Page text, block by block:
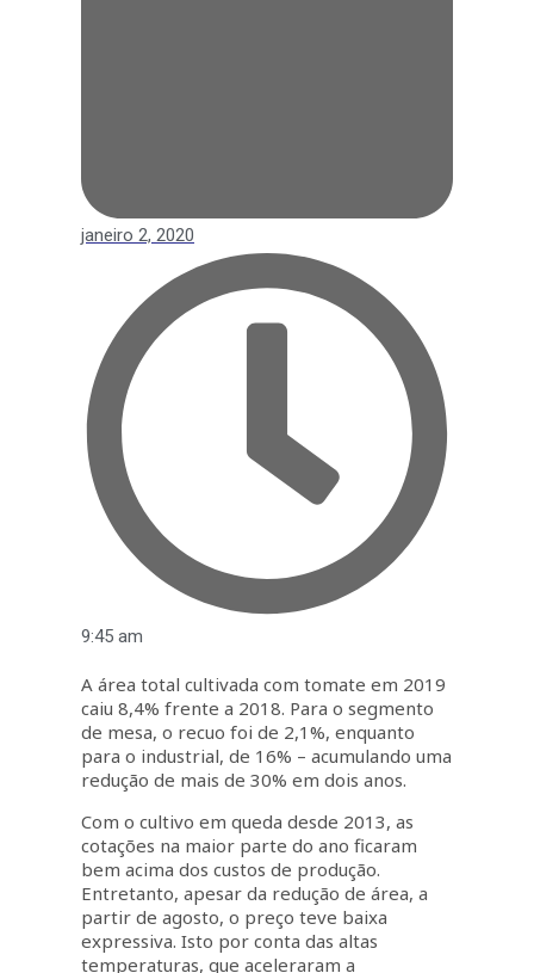
janeiro 2, 2020
9:45 am
A área total cultivada com tomate em 2019
caiu 8,4% frente a 2018. Para o segmento
de mesa, o recuo foi de 2,1%, enquanto
para o industrial, de 16% – acumulando uma
redução de mais de 30% em dois anos.
Com o cultivo em queda desde 2013, as
cotações na maior parte do ano ficaram
bem acima dos custos de produção.
Entretanto, apesar da redução de área, a
partir de agosto, o preço teve baixa
expressiva. Isto por conta das altas
temperaturas, que aceleraram a